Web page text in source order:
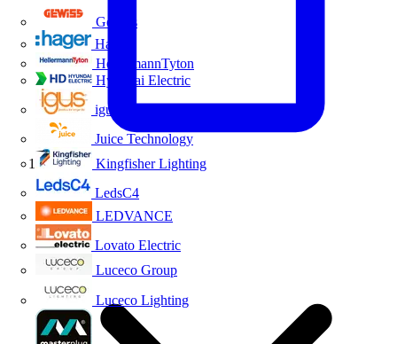
Gewiss
Hager
HellermannTyton
Hyundai Electric
igus
Juice Technology
Kingfisher Lighting
LedsC4
LEDVANCE
Lovato Electric
Luceco Group
Luceco Lighting
Inicio